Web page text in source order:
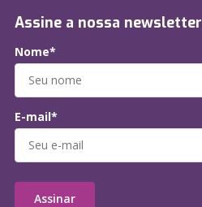
Assine a nossa newsletter
Nome*
E-mail*
Assinar